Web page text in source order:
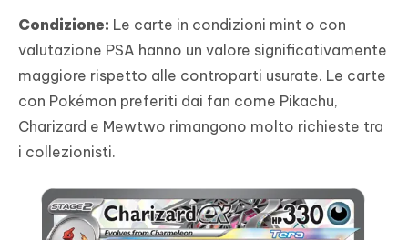
Condizione: Le carte in condizioni mint o con
valutazione PSA hanno un valore significativamente
maggiore rispetto alle controparti usurate. Le carte
con Pokémon preferiti dai fan come Pikachu,
Charizard e Mewtwo rimangono molto richieste tra
i collezionisti.